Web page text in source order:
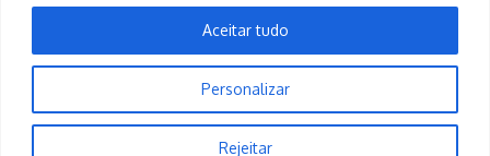
Personalizar
Rejeitar
Aceitar tudo
Copyright © 2026. Todos os direitos reservados. | Desenvolvido